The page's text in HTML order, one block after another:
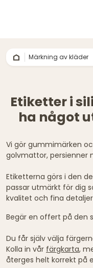
Märkning av kläder
Etiketter i
ha något
Vi gör gummimärken
golvmattor, persienner
Etiketterna görs i den
passar utmärkt för dig
kvalitet och fina
Begär en offert på den
Du får själv välja
Kolla in vår färgkarta,
återges helt korrekt på